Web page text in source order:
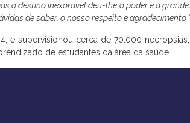
o destino inexorável deu-lhe o poder e a
de saber, o nosso respeito e agradecimento
e supervisionou cerca de 70.000
de estudantes da área da saúde.